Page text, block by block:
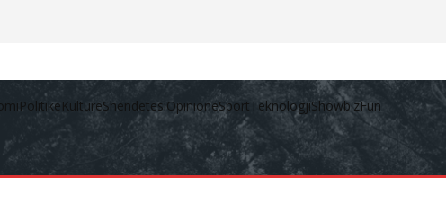
PolitikëKulturëShëndetësiOpinioneSportTeknologjiShowbizFun